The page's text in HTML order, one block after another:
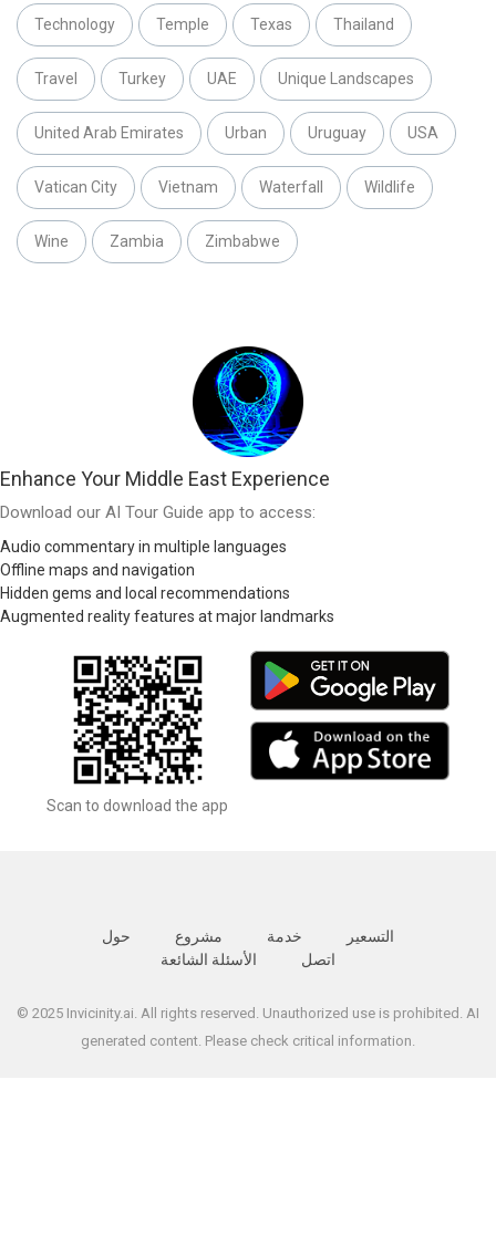
Technology Temple Texas Thailand
Travel Turkey UAE Unique Landscapes
United Arab Emirates Urban Uruguay USA
Vatican City Vietnam Waterfall Wildlife
Wine Zambia Zimbabwe
Enhance Your Middle East Experience
Download our AI Tour Guide app to access:
Audio commentary in multiple languages
Offline maps and navigation
Hidden gems and local recommendations
Augmented reality features at major landmarks
Scan to download the app
حول مشروع خدمة
التسعير
الأسئلة الشائعة
اتصل
© 2025 Invicinity.ai. All rights reserved. Unauthorized use is prohibited. AI
generated content. Please check critical information.